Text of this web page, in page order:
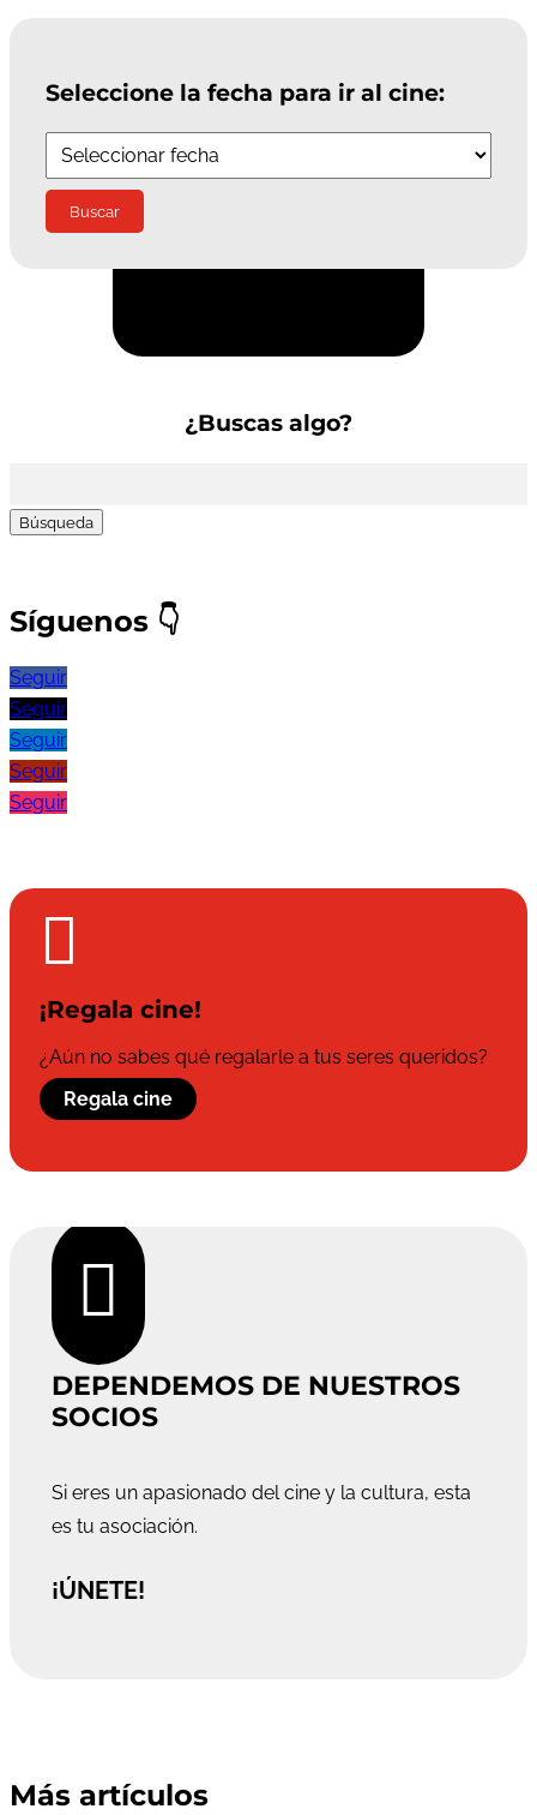
Seleccione la fecha para ir al cine:
¿Buscas algo?
Síguenos 👇
Seguir
Seguir
Seguir
Seguir
Seguir

¡Regala cine!
¿Aún no sabes qué regalarle a tus seres queridos?
Regala cine

DEPENDEMOS DE NUESTROS
SOCIOS
Si eres un apasionado del cine y la cultura, esta
es tu asociación.
¡ÚNETE!
Más artículos